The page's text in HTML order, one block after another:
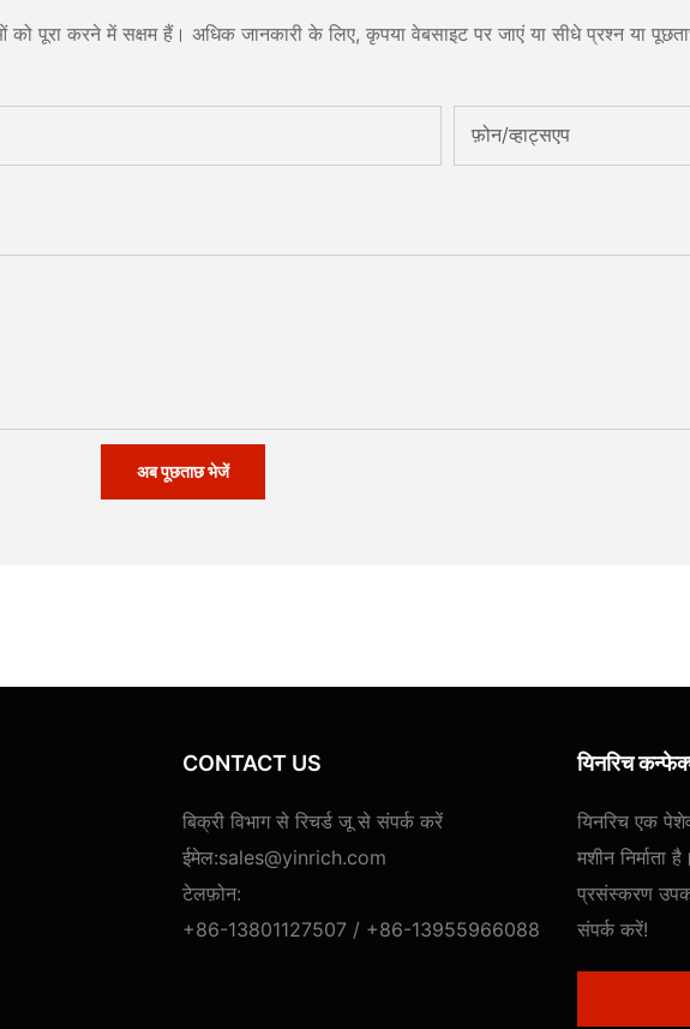
पूरा करने में सक्षम हैं। अधिक जानकारी के लिए, कृपया वेबसाइट पर जाएं या सीधे प्रश्न या
फ़ोन/व्हाट्सएप
अब पूछताछ भेजें
CONTACT US
बिक्री विभाग से रिचर्ड जू से संपर्क करें
ईमेल:sales@yinrich.com
टेलफ़ोन:
+86-13801127507 / +86-13955966088
यिनरिच
यिनरिच एक
मशीन निर्माता
प्रसंस्करण
संपर्क करें!